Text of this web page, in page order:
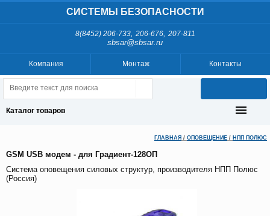
СИСТЕМЫ БЕЗОПАСНОСТИ
8(8452) 206-733, 206-676, 207-811
sbsar@sbsar.ru
Контакты
Монтаж
Компания
Каталог товаров
ГЛАВНАЯ / ОПОВЕЩЕНИЕ / НПП ПОЛЮС
GSM USB модем - для Градиент-128ОП
Система оповещения силовых структур, производителя НПП Полюс
(Россия)